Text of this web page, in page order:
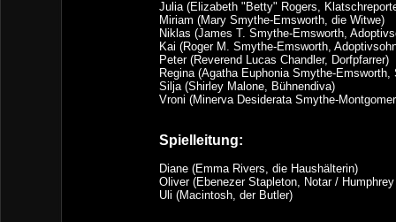
Julia (Elizabeth "Betty" Rogers,
Miriam (Mary Smythe-Emsworth, die Witwe)
Niklas (James T. Smythe-Emsworth,
Kai (Roger M. Smythe-Emsworth,
Peter (Reverend Lucas Chandler, Dorfpfarrer)
Regina (Agatha Euphonia Smythe-Emsworth,
Silja (Shirley Malone, Bühnendiva)
Vroni (Minerva Desiderata Smythe-
Spielleitung:
Diane (Emma Rivers, die Haushälterin)
Oliver (Ebenezer Stapleton, Notar /
Uli (Macintosh, der Butler)